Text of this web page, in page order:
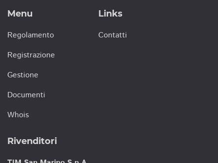
Menu
Regolamento
Registrazione
Gestione
Documenti
Whois
Links
Contatti
Rivenditori